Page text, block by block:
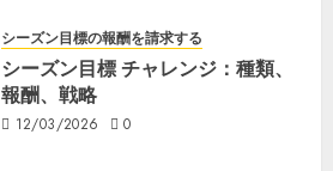
シーズン目標の報酬を請求する
シーズン目標 チャレンジ：種類、
報酬、戦略
12/03/2026 0